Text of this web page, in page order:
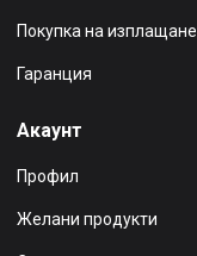
Покупка на изплащане
Гаранция
Акаунт
Профил
Желани продукти